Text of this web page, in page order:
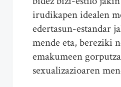
irudikapen idealen
edertasun-estandar
mende eta, bereziki
emakumeen
sexualizazioaren